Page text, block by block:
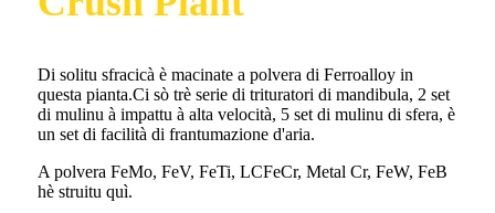
Di solitu sfracicà è macinate a polvera di Ferroalloy in
questa pianta.Ci sò trè serie di trituratori di mandibula, 2 set
di mulinu à impattu à alta velocità, 5 set di mulinu di sfera, è
un set di facilità di frantumazione d'aria.
A polvera FeMo, FeV, FeTi, LCFeCr, Metal Cr, FeW, FeB
hè struitu quì.